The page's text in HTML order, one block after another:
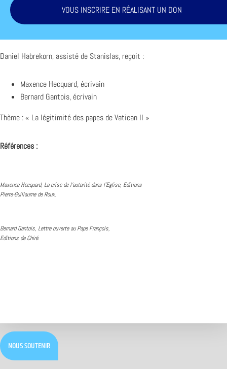
VOUS INSCRIRE EN RÉALISANT UN DON
Daniel Habrekorn, assisté de Stanislas, reçoit :
Maxence Hecquard, écrivain
Bernard Gantois, écrivain
Thème : « La légitimité des papes de Vatican II »
Références :
Maxence Hecquard, La crise de l’autorité dans l’Eglise, Editions
Pierre-Guillaume de Roux.
Bernard Gantois, Lettre ouverte au Pape François,
Editions de Chiré.
NOUS SOUTENIR